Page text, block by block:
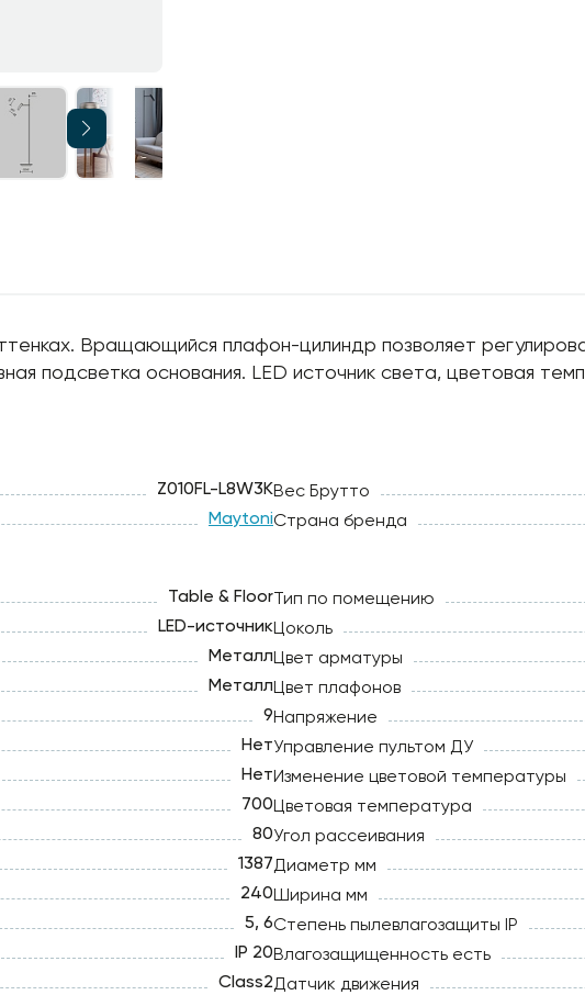
Вращающийся плафон-цилиндр позволяет
подсветка основания. LED источник света, цветовая
Z010FL-L8W3KВес Брутто
MaytoniСтрана бренда
Table & FloorТип по помещению
LED-источникЦоколь
МеталлЦвет арматуры
МеталлЦвет плафонов
9Напряжение
НетУправление пультом ДУ
НетИзменение цветовой температуры
700Цветовая температура
80Угол рассеивания
1387Диаметр мм
240Ширина мм
5, 6Степень пылевлагозащиты IP
IP 20Влагозащищенность есть
Class2Датчик движения